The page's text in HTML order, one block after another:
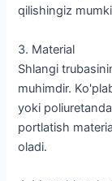
qilishingiz
3. Material
Shlangi
muhimdir.
yoki
portlatish
oladi.